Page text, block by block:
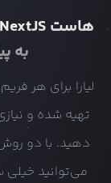
هاستNextJS
به
لیارا برای هر
تهیه شده و
می‌توانید خیلی